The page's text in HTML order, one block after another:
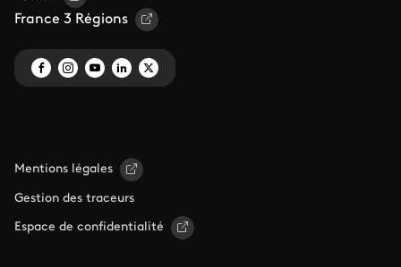
France 3 Régions
Mentions légales
Gestion des traceurs
Espace de confidentialité